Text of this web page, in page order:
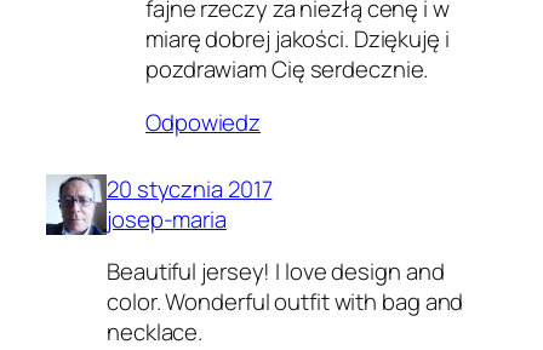
fajne rzeczy za niezłą cenę i w
miarę dobrej jakości. Dziękuję i
pozdrawiam Cię serdecznie.
Odpowiedz
20 stycznia 2017
josep-maria
Beautiful jersey! I love design and
color. Wonderful outfit with bag and
necklace.